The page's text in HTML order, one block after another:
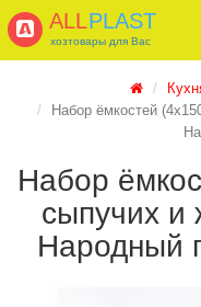
ALLPLAST
хозтовары для Вас
Набор ёмкостей
Набор
сыпучих и
Народный